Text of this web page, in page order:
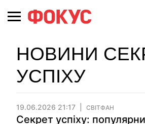
НОВИНИ
УСПІХУ
19.06.2026 21:17 СВІТФАН
Секрет успіху: